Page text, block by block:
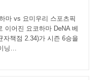
마 vs 요미우리 스포츠픽
이어진 요코하마 DeNA 베
자책점 2.34)가 시즌 6승을
닝…